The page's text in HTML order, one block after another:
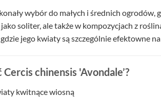
wybór do małych i średnich
soliter, ale także w kompozycjach z
jego kwiaty są szczególnie efektowne
chinensis 'Avondale’?
kwitnące wiosną